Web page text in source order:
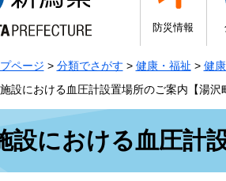
防災情報
プページ > 分類でさがす > 健康・福祉 > 健
設における血圧計設置場所のご案内【湯沢
設における血圧計